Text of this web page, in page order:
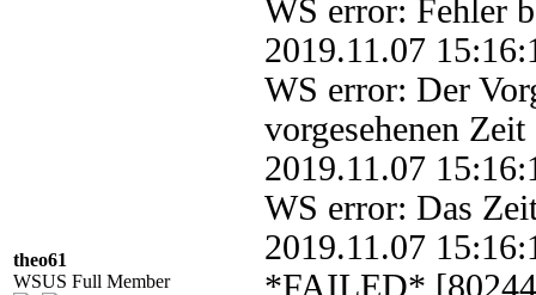
theo61
WSUS Full Member
WS error: Fehler
2019.11.07
WS error: Der
vorgesehenen Zeit
2019.11.07
WS error: Das
2019.11.07
*FAILED*